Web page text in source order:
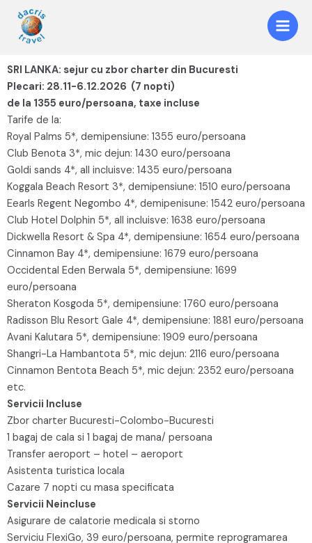
SRI LANKA: sejur cu zbor charter din Bucuresti
Plecari: 28.11-6.12.2026 (7 nopti)
de la 1355 euro/persoana, taxe incluse
Tarife de la:
Royal Palms 5*, demipensiune: 1355 euro/persoana
Club Benota 3*, mic dejun: 1430 euro/persoana
Goldi sands 4*, all incluisve: 1435 euro/persoana
Koggala Beach Resort 3*, demipensiune: 1510 euro/persoana
Eearls Regent Negombo 4*, demipenisune: 1542 euro/persoana
Club Hotel Dolphin 5*, all incluisve: 1638 euro/persoana
Dickwella Resort & Spa 4*, demipensiune: 1654 euro/persoana
Cinnamon Bay 4*, demipensiune: 1679 euro/persoana
Occidental Eden Berwala 5*, demipensiune: 1699
euro/persoana
Sheraton Kosgoda 5*, demipensiune: 1760 euro/persoana
Radisson Blu Resort Gale 4*, demipensiune: 1881 euro/persoana
Avani Kalutara 5*, demipensiune: 1909 euro/persoana
Shangri-La Hambantota 5*, mic dejun: 2116 euro/persoana
Cinnamon Bentota Beach 5*, mic dejun: 2352 euro/persoana
etc.
Servicii Incluse
Zbor charter Bucuresti-Colombo-Bucuresti
1 bagaj de cala si 1 bagaj de mana/ persoana
Transfer aeroport – hotel – aeroport
Asistenta turistica locala
Cazare 7 nopti cu masa specificata
Servicii Neincluse
Asigurare de calatorie medicala si storno
Serviciu FlexiGo, 39 euro/persoana, permite reprogramarea